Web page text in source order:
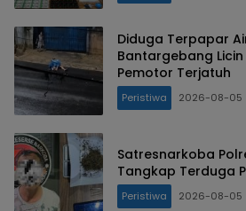
Diduga Terpapar
Bantargebang
Pemotor Terjatuh
Peristiwa 2026-08-05
Satresnarkoba
Tangkap Terduga
Peristiwa 2026-08-05